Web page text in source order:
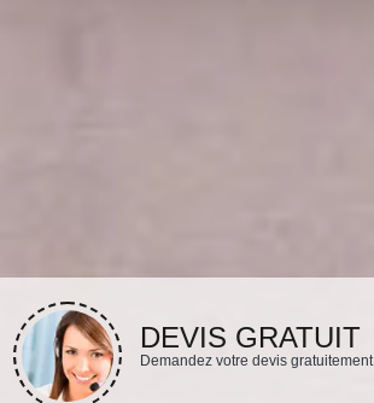
DEVIS GRATUIT
Demandez votre devis gratuitement